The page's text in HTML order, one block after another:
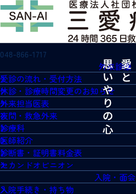
048-866-1717
外来診療
受診の流れ・受付方法
休診・診療時間変更のお知らせ
外来担当医表
夜間・救急外来
診療科
医師紹介
診断書・証明書料金表
セカンドオピニオン
入院・面会
入院手続き・持ち物